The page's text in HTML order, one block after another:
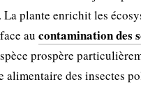
plante enrichit les
au contamination des
prospère
des insectes